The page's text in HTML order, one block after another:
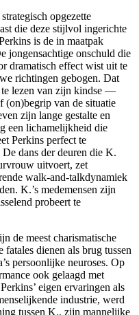
opgezette
die deze stijlvol ingerichte
is de in maatpak
jongensachtige onschuld die
dramatisch effect wist uit te
richtingen gebogen. Dat
te lezen van zijn kindse —
van de situatie
zijn lange gestalte en
een lichamelijkheid die
Perkins perfect te
dans der deuren die K.
uitvoert, zet
walk-and-talkdynamiek
K.’s medemensen zijn
probeert te
de meest charismatische
dienen als brug tussen
persoonlijke neuroses. Op
ook gelaagd met
eigen ervaringen als
industrie, werd
tussen K., zijn mannelijke